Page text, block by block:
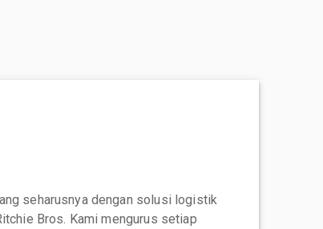
seharusnya dengan solusi logistik
Bros. Kami mengurus setiap